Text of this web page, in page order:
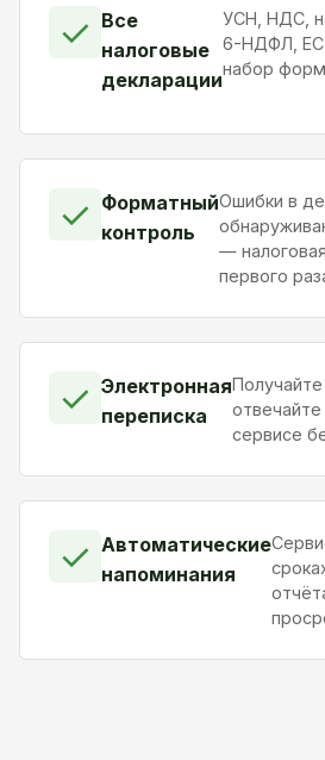
✓ Все
налоговые
декларации
УСН, НДС,
6-НДФЛ,
набор
✓ Форматный
контроль
Ошибки в
—
первого
✓ Электронная
переписка
сервисе
✓ Автоматические
напоминания